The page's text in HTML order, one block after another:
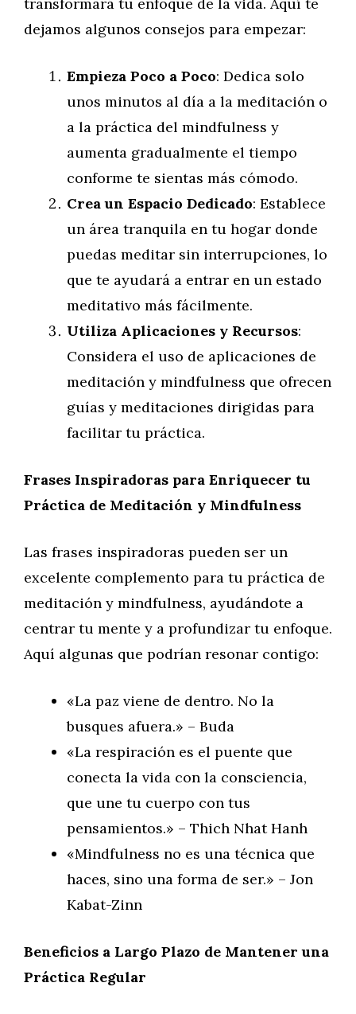
dejamos algunos consejos para empezar:
Empieza Poco a Poco: Dedica solo
unos minutos al día a la meditación o
a la práctica del mindfulness y
aumenta gradualmente el tiempo
conforme te sientas más cómodo.
Crea un Espacio Dedicado: Establece
un área tranquila en tu hogar donde
puedas meditar sin interrupciones, lo
que te ayudará a entrar en un estado
meditativo más fácilmente.
Utiliza Aplicaciones y Recursos:
Considera el uso de aplicaciones de
meditación y mindfulness que ofrecen
guías y meditaciones dirigidas para
facilitar tu práctica.
Frases Inspiradoras para Enriquecer tu
Práctica de Meditación y Mindfulness
Las frases inspiradoras pueden ser un
excelente complemento para tu práctica de
meditación y mindfulness, ayudándote a
centrar tu mente y a profundizar tu enfoque.
Aquí algunas que podrían resonar contigo:
«La paz viene de dentro. No la
busques afuera.» – Buda
«La respiración es el puente que
conecta la vida con la consciencia,
que une tu cuerpo con tus
pensamientos.» – Thich Nhat Hanh
«Mindfulness no es una técnica que
haces, sino una forma de ser.» – Jon
Kabat-Zinn
Beneficios a Largo Plazo de Mantener una
Práctica Regular